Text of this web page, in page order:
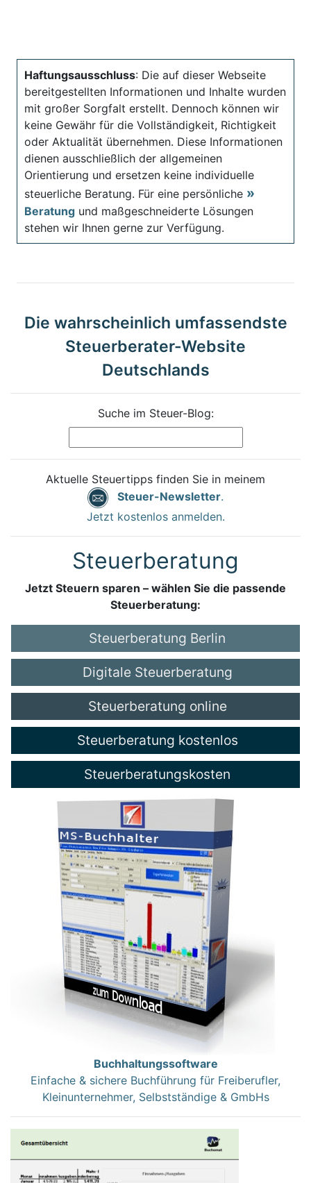
Haftungsausschluss: Die auf dieser Webseite
bereitgestellten Informationen und Inhalte wurden
mit großer Sorgfalt erstellt. Dennoch können wir
keine Gewähr für die Vollständigkeit, Richtigkeit
oder Aktualität übernehmen. Diese Informationen
dienen ausschließlich der allgemeinen
Orientierung und ersetzen keine individuelle
steuerliche Beratung. Für eine persönliche
Beratung und maßgeschneiderte Lösungen
stehen wir Ihnen gerne zur Verfügung.
Die wahrscheinlich umfassendste
Steuerberater-Website
Deutschlands
Suche im Steuer-Blog:
Aktuelle Steuertipps finden Sie in meinem
Steuer-Newsletter.
Jetzt kostenlos anmelden.
Steuerberatung
Jetzt Steuern sparen – wählen Sie die passende
Steuerberatung:
Steuerberatung Berlin
Digitale Steuerberatung
Steuerberatung online
Steuerberatung kostenlos
Steuerberatungskosten
Buchhaltungssoftware
Einfache & sichere Buchführung für Freiberufler,
Kleinunternehmer, Selbstständige & GmbHs